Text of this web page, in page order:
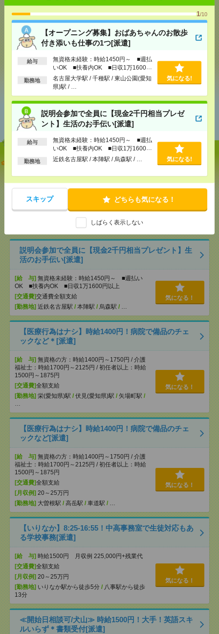
1/10
【オープニング募集】おばあちゃんのお散歩
付き添いも仕事の1つ[派遣]
給与
無資格未経験：時給1450円～ ■週払
いOK ■扶養内OK ■日収1万1600円
以上
勤務地
名古屋大学駅 / 千種駅 / 東山公園(愛知
県)駅 / …
気になる!
説明会参加で全員に【現金2千円相当プレゼ
ント】生活のお手伝い[派遣]
給与
無資格未経験：時給1450円～ ■週払
いOK ■扶養内OK ■日収1万1600円
以上
勤務地 近鉄名古屋駅 / 本陣駅 / 烏森駅 / … 気になる!
スキップ どちらも気になる！
しばらく表示しない
気になる！ 電話応募
メールで送る LINE で送る
ツイート ブックマーク
あなたの閲覧履歴からの
おすすめ
【オープニング募集】おばあちゃんのお散歩付き添
無資格未経験：時給1450円～ ■週払い
OK ■扶養内OK ■日収1万1600円以上
交通費全額支給
/ 千種駅
気になる！
説明会参加で全員に【現金2千円相当プレゼント】生
活のお手伝い[派遣]
[給 与] 無資格未経験：時給1450円～ ■週払い
OK ■扶養内OK ■日収1万1600円以上
[交通費]交通費全額支給
[勤務地] 近鉄名古屋駅 / 本陣駅 / 烏森駅 / …
気になる！
【医療行為はナシ】時給1400円！病院で備品のチェ
ックなど＊[派遣]
[給 与] 無資格の方：時給1400円～1750円 / 介護
福祉士：時給1700円～2125円 / 初任者以上：時給
1500円～1875円
[交通費]全額支給
[勤務地] 栄(愛知県)駅 / 伏見(愛知県)駅 / 矢場町駅 /
…
気になる！
【医療行為はナシ】時給1400円！病院で備品のチェ
ックなど[派遣]
[給 与] 無資格の方：時給1400円～1750円 / 介護
福祉士：時給1700円～2125円 / 初任者以上：時給
1500円～1875円
[交通費]全額支給
[月収例] 20～25万円
[勤務地] 大曽根駅 / 高岳駅 / 車道駅 / …
気になる！
【いりなか】8:25-16:55！中高事務室で生徒対応もあ
る学校事務[派遣]
[給 与] 時給1500円 月収例 225,000円+残業代
[交通費]全額支給
[月収例] 20～25万円
[勤務地] いりなか駅から徒歩5分 / 八事駅から徒歩
13分
気になる！
≪開始日相談可/犬山≫ 時給1500円！大手！英語スキ
ルいらず＊書類受付[派遣]